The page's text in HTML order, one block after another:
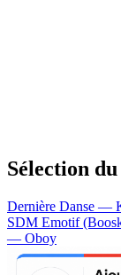
Sélection
Dernière Danse —
SDM Emotif
— Oboy